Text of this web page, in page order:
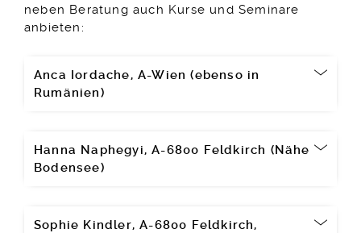
neben Beratung auch Kurse und Seminare
anbieten:
Anca Iordache, A-Wien (ebenso in
Rumänien)
Hanna Naphegyi, A-6800 Feldkirch (Nähe
Bodensee)
Sophie Kindler, A-6800 Feldkirch,